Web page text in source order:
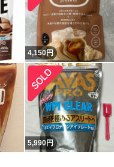
4,150円
5,990円